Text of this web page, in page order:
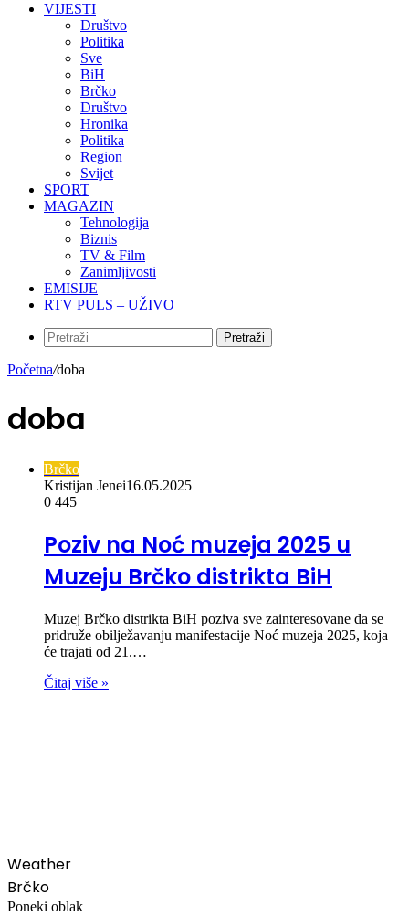
VIJESTI
Društvo
Politika
Sve
BiH
Brčko
Društvo
Hronika
Politika
Region
Svijet
SPORT
MAGAZIN
Tehnologija
Biznis
TV & Film
Zanimljivosti
EMISIJE
RTV PULS – UŽIVO
Pretraži
Početna/doba
doba
Brčko
Kristijan Jenei16.05.2025
0 445
Poziv na Noć muzeja 2025 u
Muzeju Brčko distrikta BiH
Muzej Brčko distrikta BiH poziva sve zainteresovane da se
pridruže obilježavanju manifestacije Noć muzeja 2025, koja
će trajati od 21.…
Čitaj više »
Weather
Brčko
Poneki oblak